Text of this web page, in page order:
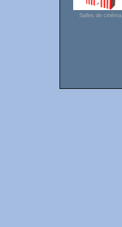
Salles de cinéma